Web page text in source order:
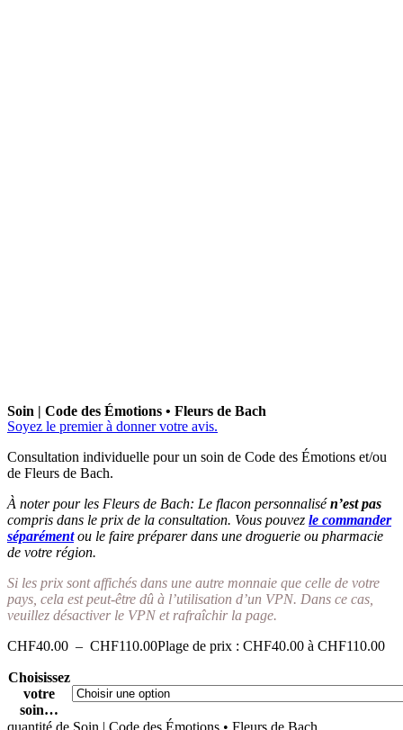
Soin | Code des Émotions • Fleurs de Bach
Soyez le premier à donner votre avis.
Consultation individuelle pour un soin de Code des Émotions et/ou
de Fleurs de Bach.
À noter pour les Fleurs de Bach: Le flacon personnalisén’est pas
compris dans le prix de la consultation. Vous pouvez le commander
séparémentou le faire préparer dans une droguerie ou pharmacie
de votre région.
Si les prix sont affichés dans une autre monnaie que celle de votre
pays, cela est peut-être dû à l’utilisation d’un VPN. Dans ce cas,
veuillez désactiver le VPN et rafraîchir la page.
CHF40.00 – CHF110.00Plage de prix : CHF40.00 à CHF110.00
Choisissez
votre
soin…
quantité de Soin | Code des Émotions • Fleurs de Bach